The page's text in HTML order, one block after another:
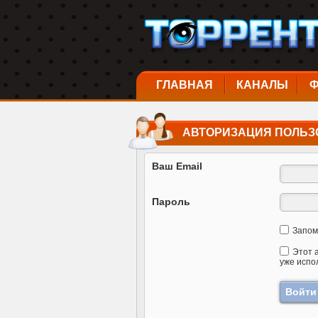
ГЛАВНАЯ КАНАЛЫ
АВТОРИЗАЦИЯ
Ваш Email
Пароль
Этот
уже